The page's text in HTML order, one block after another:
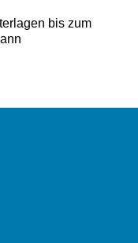
bis zum